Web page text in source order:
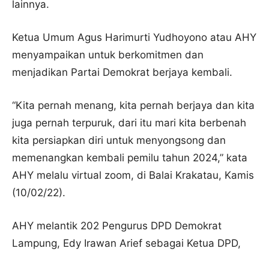
lainnya.
Ketua Umum Agus Harimurti Yudhoyono atau AHY
menyampaikan untuk berkomitmen dan
menjadikan Partai Demokrat berjaya kembali.
“Kita pernah menang, kita pernah berjaya dan kita
juga pernah terpuruk, dari itu mari kita berbenah
kita persiapkan diri untuk menyongsong dan
memenangkan kembali pemilu tahun 2024,” kata
AHY melalu virtual zoom, di Balai Krakatau, Kamis
(10/02/22).
AHY melantik 202 Pengurus DPD Demokrat
Lampung, Edy Irawan Arief sebagai Ketua DPD,